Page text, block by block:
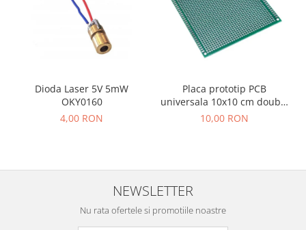
Dioda Laser 5V 5mW
OKY0160
4,00 RON
Placa prototip PCB
universala 10x10 cm double
sided verde, fibra sticla, pas
10,00 RON
NEWSLETTER
Nu rata ofertele si promotiile noastre